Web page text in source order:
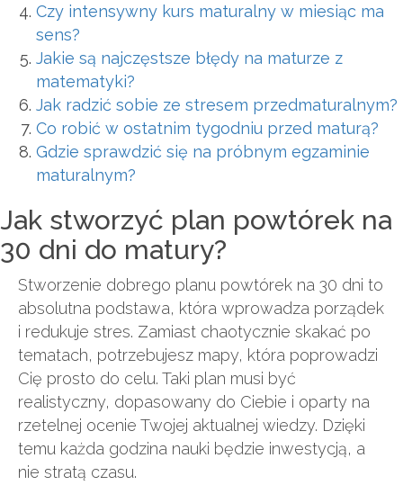
Czy intensywny kurs maturalny w miesiąc ma
sens?
Jakie są najczęstsze błędy na maturze z
matematyki?
Jak radzić sobie ze stresem przedmaturalnym?
Co robić w ostatnim tygodniu przed maturą?
Gdzie sprawdzić się na próbnym egzaminie
maturalnym?
Jak stworzyć plan powtórek na
30 dni do matury?
Stworzenie dobrego planu powtórek na 30 dni to
absolutna podstawa, która wprowadza porządek
i redukuje stres. Zamiast chaotycznie skakać po
tematach, potrzebujesz mapy, która poprowadzi
Cię prosto do celu. Taki plan musi być
realistyczny, dopasowany do Ciebie i oparty na
rzetelnej ocenie Twojej aktualnej wiedzy. Dzięki
temu każda godzina nauki będzie inwestycją, a
nie stratą czasu.